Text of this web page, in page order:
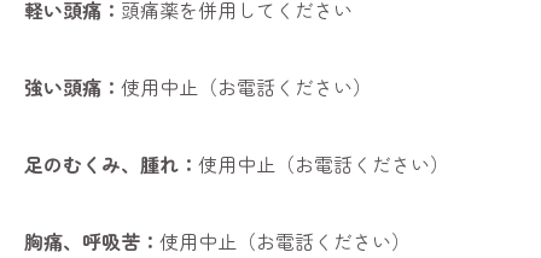
軽い頭痛： 頭痛薬を併用してください
強い頭痛： 使用中止（お電話ください）
足のむくみ、腫れ： 使用中止（お電話ください）
胸痛、呼吸苦： 使用中止（お電話ください）